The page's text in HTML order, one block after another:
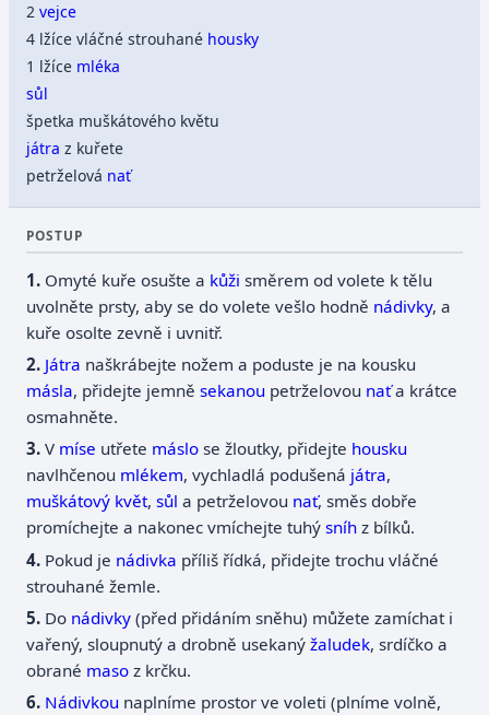
2vejce
4 lžíce vláčné strouhané housky
1 lžíce mléka
sůl
špetka muškátového květu
játra z kuřete
petrželová nať
POSTUP
Omyté kuře osušte a kůži směrem od volete k tělu
uvolněte prsty, aby se do volete vešlo hodně nádivky, a
kuře osolte zevně i uvnitř.
Játra naškrábejte nožem a poduste je na kousku
másla, přidejte jemněsekanou petrželovou naťa krátce
osmahněte.
V míse utřete máslo se žloutky, přidejte housku
navlhčenou mlékem, vychladlá podušená játra,
muškátový květ,sůl a petrželovou nať, směs dobře
promíchejte a nakonec vmíchejte tuhýsníh z bílků.
Pokud je nádivka příliš řídká, přidejte trochu vláčné
strouhané žemle.
Do nádivky (před přidáním sněhu) můžete zamíchat i
vařený, sloupnutý a drobně usekanýžaludek, srdíčko a
obrané maso z krčku.
Nádivkou naplníme prostor ve voleti (plníme volně,